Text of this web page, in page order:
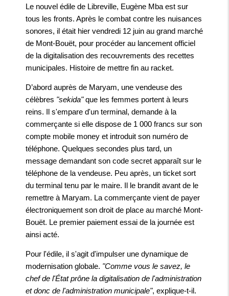
Le nouvel édile de Libreville, Eugène Mba est sur
tous les fronts. Après le combat contre les nuisances
sonores, il était hier vendredi 12 juin au grand marché
de Mont-Bouët, pour procéder au lancement officiel
de la digitalisation des recouvrements des recettes
municipales. Histoire de mettre fin au racket.
D’abord auprès de Maryam, une vendeuse des
célèbres "sekida"que les femmes portent à leurs
reins. Il s'empare d'un terminal, demande à la
commerçante si elle dispose de 1 000 francs sur son
compte mobile money et introduit son numéro de
téléphone. Quelques secondes plus tard, un
message demandant son code secret apparaît sur le
téléphone de la vendeuse. Peu après, un ticket sort
du terminal tenu par le maire. Il le brandit avant de le
remettre à Maryam. La commerçante vient de payer
électroniquement son droit de place au marché Mont-
Bouët. Le premier paiement essai de la journée est
ainsi acté.
Pour l'édile, il s'agit d'impulser une dynamique de
modernisation globale. "Comme vous le savez, le
chef de l'État prône la digitalisation de l'administration
et donc de l'administration municipale", explique-t-il.